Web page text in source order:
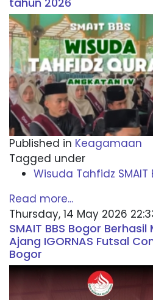
Published in Keagamaan
Tagged under
Wisuda Tahfidz SMAIT
Read more...
Thursday, 14 May 2026
SMAIT BBS Bogor
Ajang IGORNAS Futsal
Bogor